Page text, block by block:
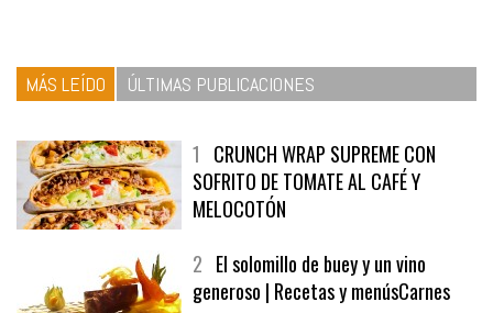
MÁS LEÍDO ÚLTIMAS PUBLICACIONES
1 CRUNCH WRAP SUPREME CON
SOFRITO DE TOMATE AL CAFÉ Y
MELOCOTÓN
2 El solomillo de buey y un vino
generoso | Recetas y menúsCarnes